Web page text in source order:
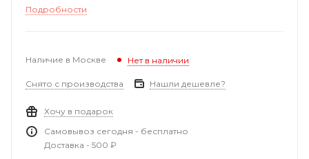
Подробности
Наличие в Москве Нет в наличии
Снято с производства Нашли дешевле?
Хочу в подарок
Самовывоз сегодня - бесплатно
Доставка - 500 ₽